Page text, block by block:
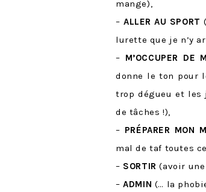
mange),
– ALLER AU SPORT
lurette que je n’y
– M’OCCUPER DE
donne le ton pour
trop dégueu et les
de tâches !),
– PRÉPARER MON
mal de taf toutes
– SORTIR (avoir
–ADMIN (… la